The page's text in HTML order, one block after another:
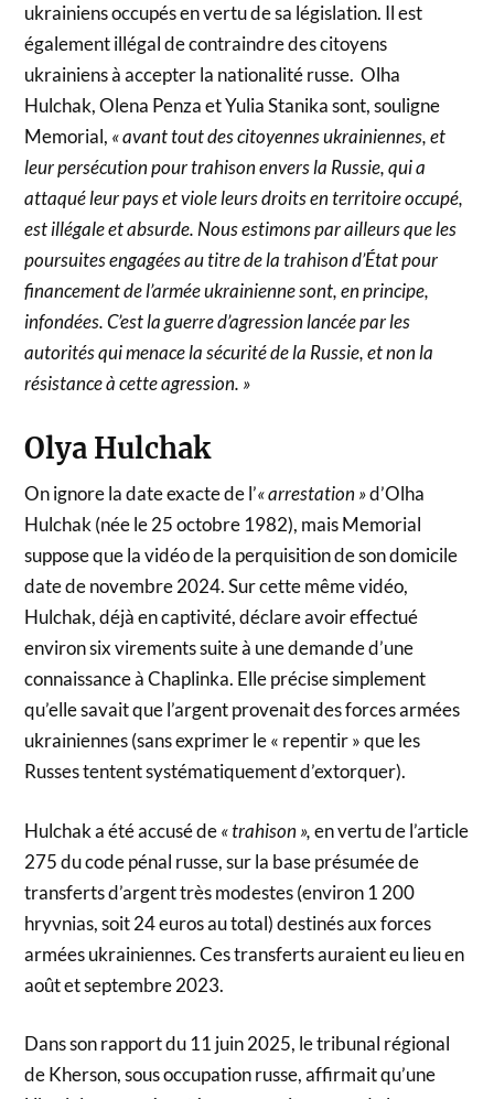
ukrainiens occupés en vertu de sa législation. Il est
également illégal de contraindre des citoyens
ukrainiens à accepter la nationalité russe. Olha
Hulchak, Olena Penza et Yulia Stanika sont, souligne
Memorial, « avant tout des citoyennes ukrainiennes, et
leur persécution pour trahison envers la Russie, qui a
attaqué leur pays et viole leurs droits en territoire occupé,
est illégale et absurde. Nous estimons par ailleurs que les
poursuites engagées au titre de la trahison d’État pour
financement de l’armée ukrainienne sont, en principe,
infondées. C’est la guerre d’agression lancée par les
autorités qui menace la sécurité de la Russie, et non la
résistance à cette agression. »
Olya Hulchak
On ignore la date exacte de l’« arrestation »d’Olha
Hulchak (née le 25 octobre 1982), mais Memorial
suppose que la vidéo de la perquisition de son domicile
date de novembre 2024. Sur cette même vidéo,
Hulchak, déjà en captivité, déclare avoir effectué
environ six virements suite à une demande d’une
connaissance à Chaplinka. Elle précise simplement
qu’elle savait que l’argent provenait des forces armées
ukrainiennes (sans exprimer le « repentir » que les
Russes tentent systématiquement d’extorquer).
Hulchak a été accusé de« trahison »,en vertu de l’article
275 du code pénal russe, sur la base présumée de
transferts d’argent très modestes (environ 1 200
hryvnias, soit 24 euros au total) destinés aux forces
armées ukrainiennes. Ces transferts auraient eu lieu en
août et septembre 2023.
Dans son rapport du 11 juin 2025, le tribunal régional
de Kherson, sous occupation russe, affirmait qu’une